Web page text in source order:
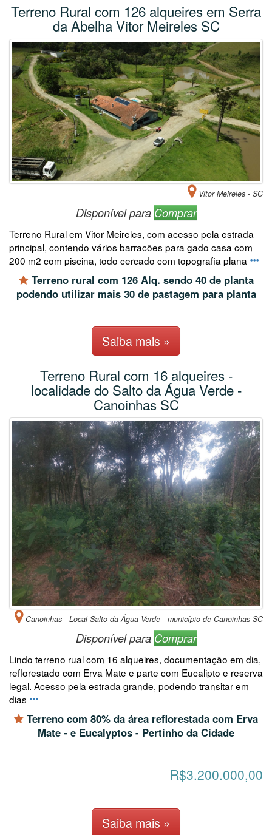
Terreno Rural com 126 alqueires em Serra
da Abelha Vitor Meireles SC
Vitor Meireles - SC
Disponível para Comprar
Terreno Rural em Vitor Meireles, com acesso pela estrada
principal, contendo vários barracões para gado casa com
200 m2 com piscina, todo cercado com topografia plana
Terreno rural com 126 Alq. sendo 40 de planta
podendo utilizar mais 30 de pastagem para planta
Saiba mais »
Terreno Rural com 16 alqueires -
localidade do Salto da Água Verde -
Canoinhas SC
Canoinhas - Local Salto da Água Verde - município de Canoinhas SC
Disponível para Comprar
Lindo terreno rual com 16 alqueires, documentação em dia,
reflorestado com Erva Mate e parte com Eucalipto e reserva
legal. Acesso pela estrada grande, podendo transitar em
dias
Terreno com 80% da área reflorestada com Erva
Mate - e Eucalyptos - Pertinho da Cidade
R$3.200.000,00
Saiba mais »